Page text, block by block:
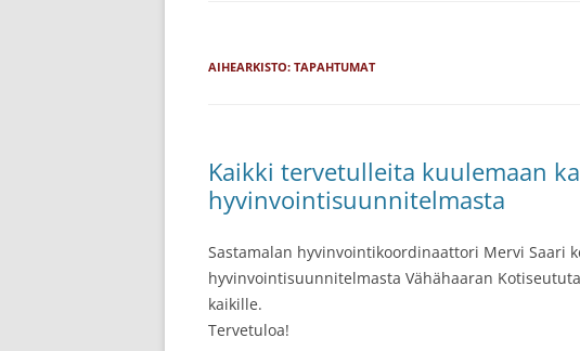
AIHEARKISTO: TAPAHTUMAT
Kaikki tervetulleita kuulemaan
hyvinvointisuunnitelmasta
Sastamalan hyvinvointikoordinaattori Mervi Saari
hyvinvointisuunnitelmasta Vähähaaran
kaikille.
Tervetuloa!